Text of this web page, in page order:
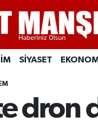
SİYASET
dron